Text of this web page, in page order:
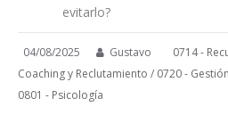
evitarlo?
04/08/2025 Gustavo 0714 -
Coaching y Reclutamiento / 0720 -
0801 - Psicología